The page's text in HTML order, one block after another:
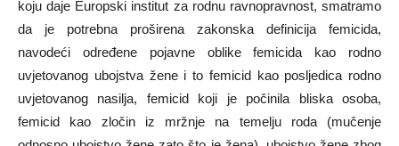
koju daje Europski institut za rodnu ravnopravnost, smatramo
da je potrebna proširena zakonska definicija femicida,
navodeći određene pojavne oblike femicida kao rodno
uvjetovanog ubojstva žene i to femicid kao posljedica rodno
uvjetovanog nasilja, femicid koji je počinila bliska osoba,
femicid kao zločin iz mržnje na temelju roda (mučenje